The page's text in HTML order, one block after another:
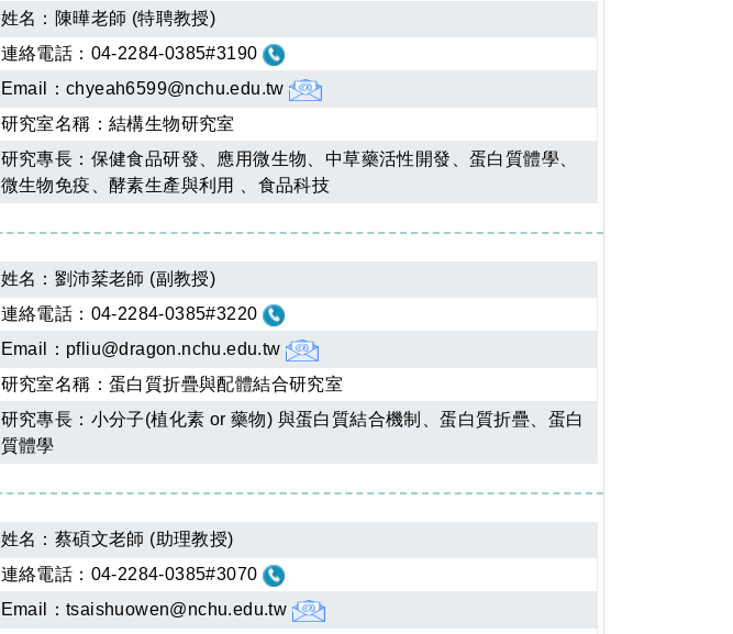
姓名： 陳曄老師 (特聘教授)
連絡電話：04-2284-0385#3190
Email：chyeah6599@nchu.edu.tw
研究室名稱：結構生物研究室
研究專長：保健食品研發、應用微生物、中草藥活性開發、蛋白質體學、
微生物免疫、酵素生產與利用 、食品科技
姓名： 劉沛棻老師 (副教授)
連絡電話：04-2284-0385#3220
Email： pfliu@dragon.nchu.edu.tw
研究室名稱：蛋白質折疊與配體結合研究室
研究專長：小分子(植化素 or 藥物) 與蛋白質結合機制、蛋白質折疊、蛋白
質體學
姓名： 蔡碩文老師 (助理教授)
連絡電話：04-2284-0385#3070
Email：tsaishuowen@nchu.edu.tw